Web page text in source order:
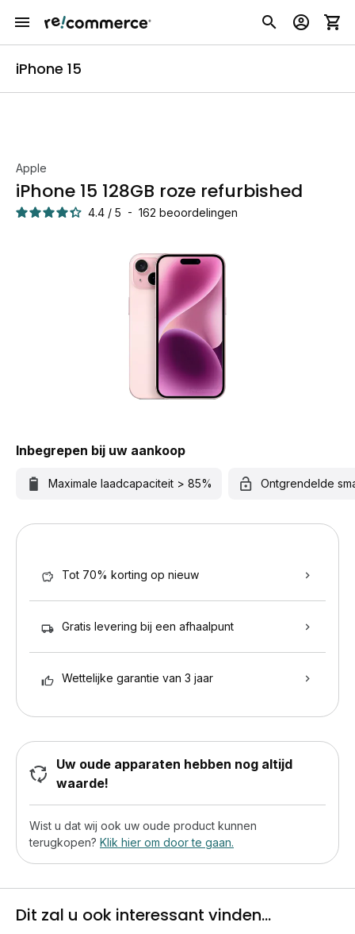
iPhone 15
Apple
iPhone 15 128GB roze refurbished
4.4 / 5 - 162 beoordelingen
Inbegrepen bij uw aankoop
Maximale laadcapaciteit > 85% Ontgrendelde
Tot 70% korting op nieuw
Gratis levering bij een afhaalpunt
Wettelijke garantie van 3 jaar
Uw oude apparaten hebben nog altijd
waarde!
Wist u dat wij ook uw oude product kunnen
terugkopen? Klik hier om door te gaan.
Dit zal u ook interessant vinden...